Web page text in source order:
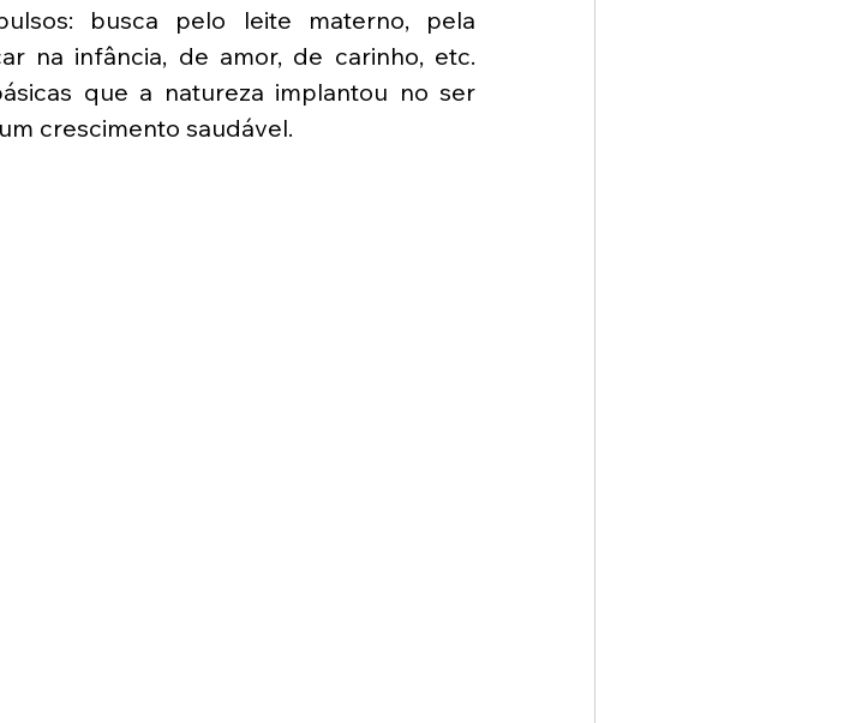
busca pelo leite materno, pela
na infância, de amor, de carinho, etc.
que a natureza implantou no ser
crescimento saudável.